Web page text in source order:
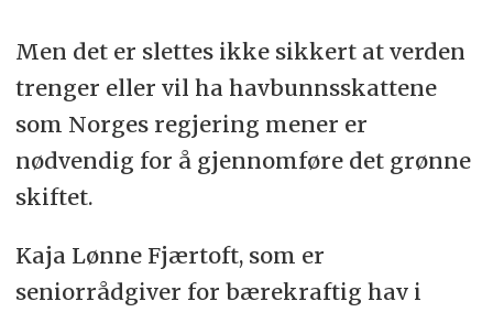
Men det er slettes ikke sikkert at verden
trenger eller vil ha havbunnsskattene
som Norges regjering mener er
nødvendig for å gjennomføre det grønne
skiftet.
Kaja Lønne Fjærtoft, som er
seniorrådgiver for bærekraftig hav i